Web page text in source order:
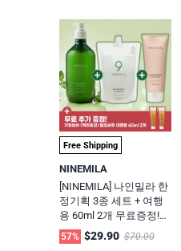
Free Shipping
NINEMILA
[NINEMILA] 나인밀라 한
정기획 3종 세트 + 여행
용 60ml 2개 무료증정!
(애플민트 딥 쿨링 샴푸
본품 500ml + 리필 500m
57% $29.90 $70.00